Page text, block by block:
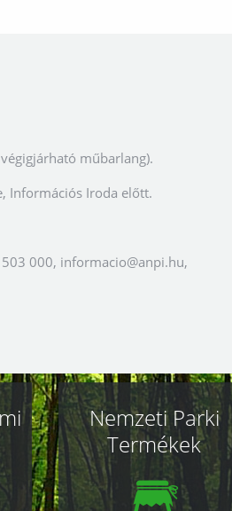
műbarlang).
Információs Iroda előtt.
000, informacio@anpi.hu,
Nemzeti Parki
Termékek